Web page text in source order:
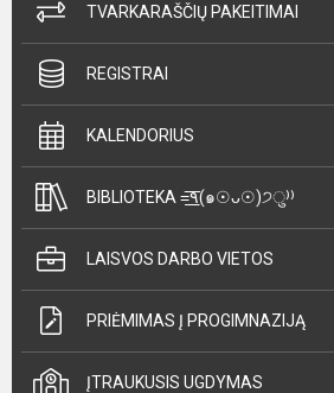
TVARKARAŠČIŲ PAKEITIMAI
REGISTRAI
KALENDORIUS
BIBLIOTEKA =͟͟͞͞٩(๑☉ᴗ☉)੭ु⁾⁾
LAISVOS DARBO VIETOS
PRIĖMIMAS Į PROGIMNAZIJĄ
ĮTRAUKUSIS UGDYMAS